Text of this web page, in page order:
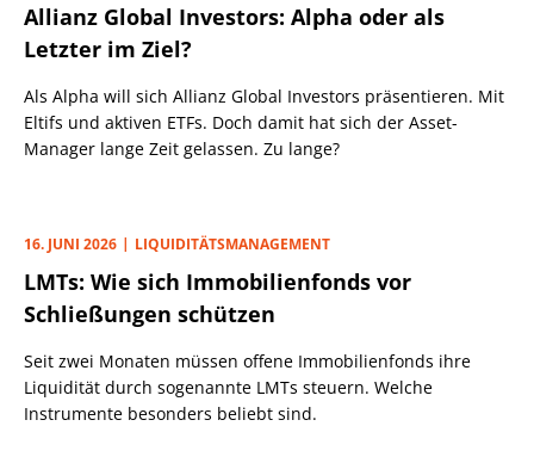
Allianz Global Investors: Alpha oder als
Letzter im Ziel?
Als Alpha will sich Allianz Global Investors präsentieren. Mit
Eltifs und aktiven ETFs. Doch damit hat sich der Asset-
Manager lange Zeit gelassen. Zu lange?
16. JUNI 2026 LIQUIDITÄTSMANAGEMENT
LMTs: Wie sich Immobilienfonds vor
Schließungen schützen
Seit zwei Monaten müssen offene Immobilienfonds ihre
Liquidität durch sogenannte LMTs steuern. Welche
Instrumente besonders beliebt sind.